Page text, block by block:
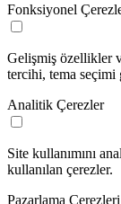
Fonksiyonel
Gelişmiş özellikler
tercihi, tema seçimi
Analitik Çerezler
Site kullanımını
kullanılan çerezler.
Pazarlama Çerezleri